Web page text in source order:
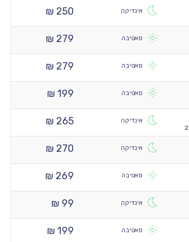
אינדיקה
250 ₪
סאטיבה
279 ₪
סאטיבה
279 ₪
סאטיבה
199 ₪
אינדיקה
265 ₪
אינדיקה
270 ₪
סאטיבה
269 ₪
אינדיקה
99 ₪
סאטיבה
199 ₪